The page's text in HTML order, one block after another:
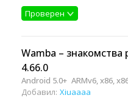
Проверен
Wamba – знакомства
4.66.0
Android 5.0+ ARMv6, x86,
Добавил: Xiuaaaa